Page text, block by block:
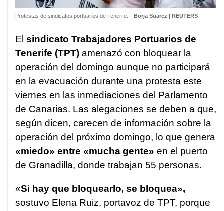
Protestas de sindicatos portuarios de Tenerife. Borja Suarez | REUTERS
El sindicato Trabajadores Portuarios de
Tenerife (TPT) amenazó con bloquear la
operación del domingo aunque no participará
en la evacuación durante una protesta este
viernes en las inmediaciones del Parlamento
de Canarias. Las alegaciones se deben a que,
según dicen, carecen de información sobre la
operación del próximo domingo, lo que genera
«miedo» entre «mucha gente» en el puerto
de Granadilla, donde trabajan 55 personas.
«Si hay que bloquearlo, se bloquea»,
sostuvo Elena Ruiz, portavoz de TPT, porque